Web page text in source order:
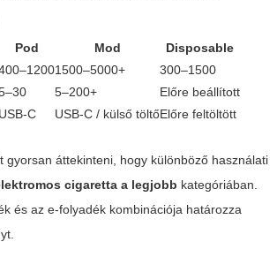
Pod Mod
Disposable
1500–5000+
300–1500
5–200+
Előre beállított
USB-C USB-C / külső töltőElőre feltöltött
gyorsan áttekinteni, hogy különböző használati
cigaretta a legjobb kategóriában.
és az e-folyadék kombinációja határozza